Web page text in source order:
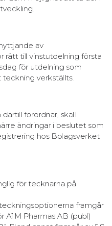
av
rätt till vinstutdelning första
för utdelning som
verkställts.
förordnar, skall
ändringar i beslutet som
hos Bolagsverket
för tecknarna på
framgår
A1M Pharmas AB (publ)